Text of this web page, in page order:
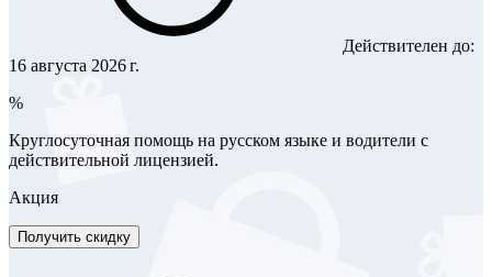
Действителен до:
16 августа 2026 г.
%
Круглосуточная помощь на русском языке и водители с
действительной лицензией.
Акция
Получить скидку